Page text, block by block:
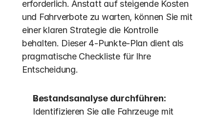
erforderlich. Anstatt auf steigende Kosten
und Fahrverbote zu warten, können Sie mit
einer klaren Strategie die Kontrolle
behalten. Dieser 4-Punkte-Plan dient als
pragmatische Checkliste für Ihre
Entscheidung.
Bestandsanalyse durchführen:
Identifizieren Sie alle Fahrzeuge mit